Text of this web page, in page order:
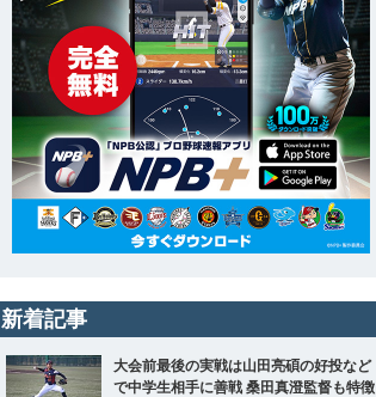
新着記事
大会前最後の実戦は山田亮碩の好投など
で中学生相手に善戦 桑田真澄監督も特徴